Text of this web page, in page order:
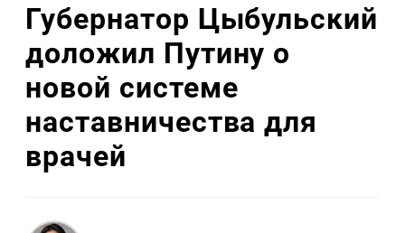
Губернатор Цыбульский
доложил Путину о
новой системе
наставничества для
врачей